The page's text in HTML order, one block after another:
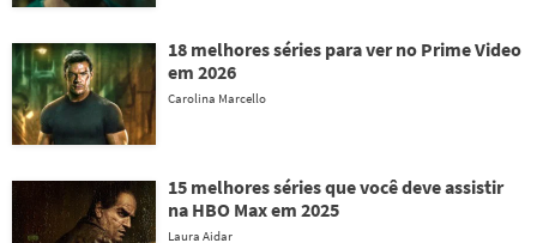
18 melhores séries para ver no Prime Video
em 2026
Carolina Marcello
15 melhores séries que você deve assistir
na HBO Max em 2025
Laura Aidar